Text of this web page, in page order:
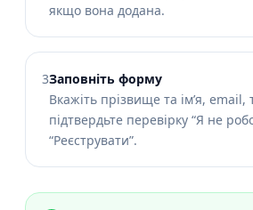
якщо вона додана.
3Заповніть форму
Вкажіть прізвище та ім’я, email,
підтвердьте перевірку “Я не
“Реєструвати”.